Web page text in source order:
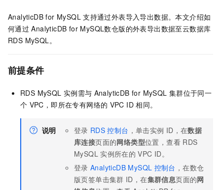
AnalyticDB for MySQL 支持通过外表导入导出数据。本文介绍如
何通过 AnalyticDB for MySQL数仓版的外表导出数据至云数据库
RDS MySQL。
前提条件
RDS MySQL 实例需与 AnalyticDB for MySQL 集群位于同一
个 VPC，即所在专有网络的 VPC ID 相同。
说明 登录 RDS 控制台 ，单击实例 ID，在数据
库连接页面的网络类型位置，查看 RDS
MySQL 实例所在的 VPC ID。
登录 AnalyticDB MySQL 控制台 ，在数仓
版页签单击集群 ID，在集群信息页面的网